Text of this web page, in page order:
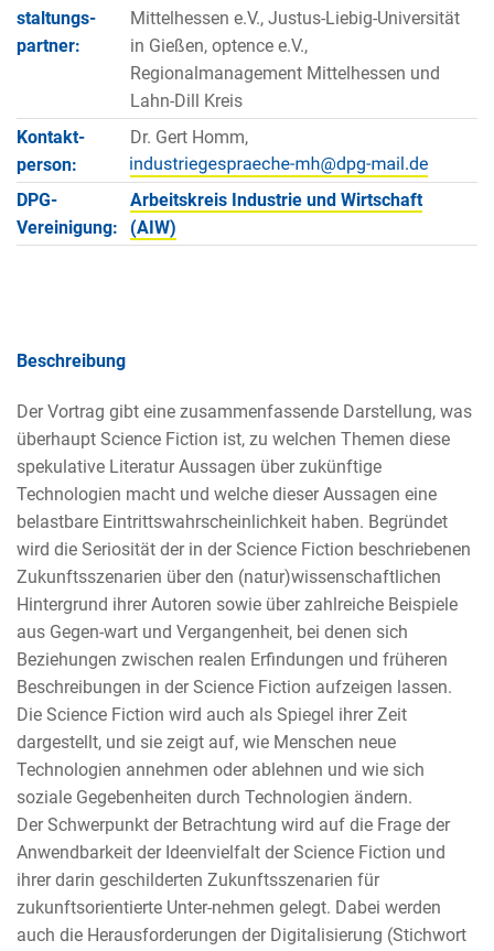
staltungs­
partner:
Mittelhessen e.V., Justus-Liebig-Universität
in Gießen, optence e.V.,
Regionalmanagement Mittelhessen und
Lahn-Dill Kreis
Kontakt­
person:
Dr. Gert Homm,
DPG-
Vereinigung:
Arbeitskreis Industrie und Wirtschaft
(AIW)
Beschreibung
Der Vortrag gibt eine zusammenfassende Darstellung, was
überhaupt Science Fiction ist, zu welchen Themen diese
spekulative Literatur Aussagen über zukünftige
Technologien macht und welche dieser Aussagen eine
belastbare Eintrittswahrscheinlichkeit haben. Begründet
wird die Seriosität der in der Science Fiction beschriebenen
Zukunftsszenarien über den (natur)wissenschaftlichen
Hintergrund ihrer Autoren sowie über zahlreiche Beispiele
aus Gegen-wart und Vergangenheit, bei denen sich
Beziehungen zwischen realen Erfindungen und früheren
Beschreibungen in der Science Fiction aufzeigen lassen.
Die Science Fiction wird auch als Spiegel ihrer Zeit
dargestellt, und sie zeigt auf, wie Menschen neue
Technologien annehmen oder ablehnen und wie sich
soziale Gegebenheiten durch Technologien ändern.
Der Schwerpunkt der Betrachtung wird auf die Frage der
Anwendbarkeit der Ideenvielfalt der Science Fiction und
ihrer darin geschilderten Zukunftsszenarien für
zukunftsorientierte Unter-nehmen gelegt. Dabei werden
auch die Herausforderungen der Digitalisierung (Stichwort